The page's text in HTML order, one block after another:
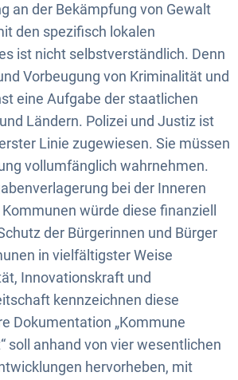
an der Bekämpfung von Gewalt
den spezifisch lokalen
ist nicht selbstverständlich. Denn
Vorbeugung von Kriminalität und
eine Aufgabe der staatlichen
Ländern. Polizei und Justiz ist
Linie zugewiesen. Sie müssen
vollumfänglich wahrnehmen.
bei der Inneren
würde diese finanziell
der Bürgerinnen und Bürger
in vielfältigster Weise
Innovationskraft und
kennzeichnen diese
Dokumentation „Kommune
soll anhand von vier wesentlichen
hervorheben, mit